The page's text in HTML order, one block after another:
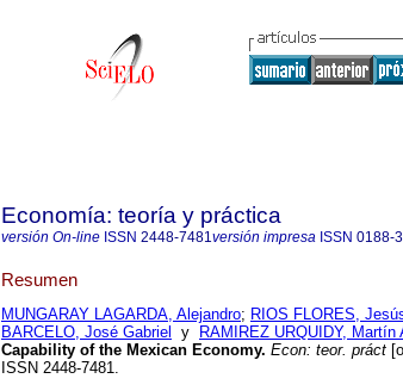
Economía: teoría y práctica
versión On-line ISSN 2448-7481versión impresa ISSN 0188-
Resumen
MUNGARAY LAGARDA, Alejandro; RIOS FLORES,
BARCELO, José Gabriel
y RAMIREZ URQUIDY, Martín
Capability of the Mexican Economy. Econ: teor. práct
ISSN 2448-7481.